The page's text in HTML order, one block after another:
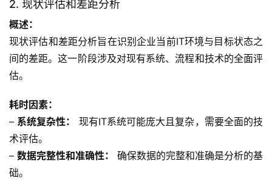
2. 现状评估和差距分析
概述：
现状评估和差距分析旨在识别企业当前IT环境与目标状态之
间的差距。这一阶段涉及对现有系统、流程和技术的全面评
估。
耗时因素：
– 系统复杂性：
现有IT系统可能庞大且复杂，需要全面的技
术评估。
– 数据完整性和准确性：
确保数据的完整和准确是分析的基
础。